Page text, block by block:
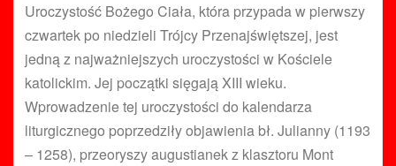
Uroczystość Bożego Ciała, która przypada w pierwszy
czwartek po niedzieli Trójcy Przenajświętszej, jest
jedną z najważniejszych uroczystości w Kościele
katolickim. Jej początki sięgają XIII wieku.
Wprowadzenie tej uroczystości do kalendarza
liturgicznego poprzedziły objawienia bł. Julianny (1193
– 1258), przeoryszy augustianek z klasztoru Mont